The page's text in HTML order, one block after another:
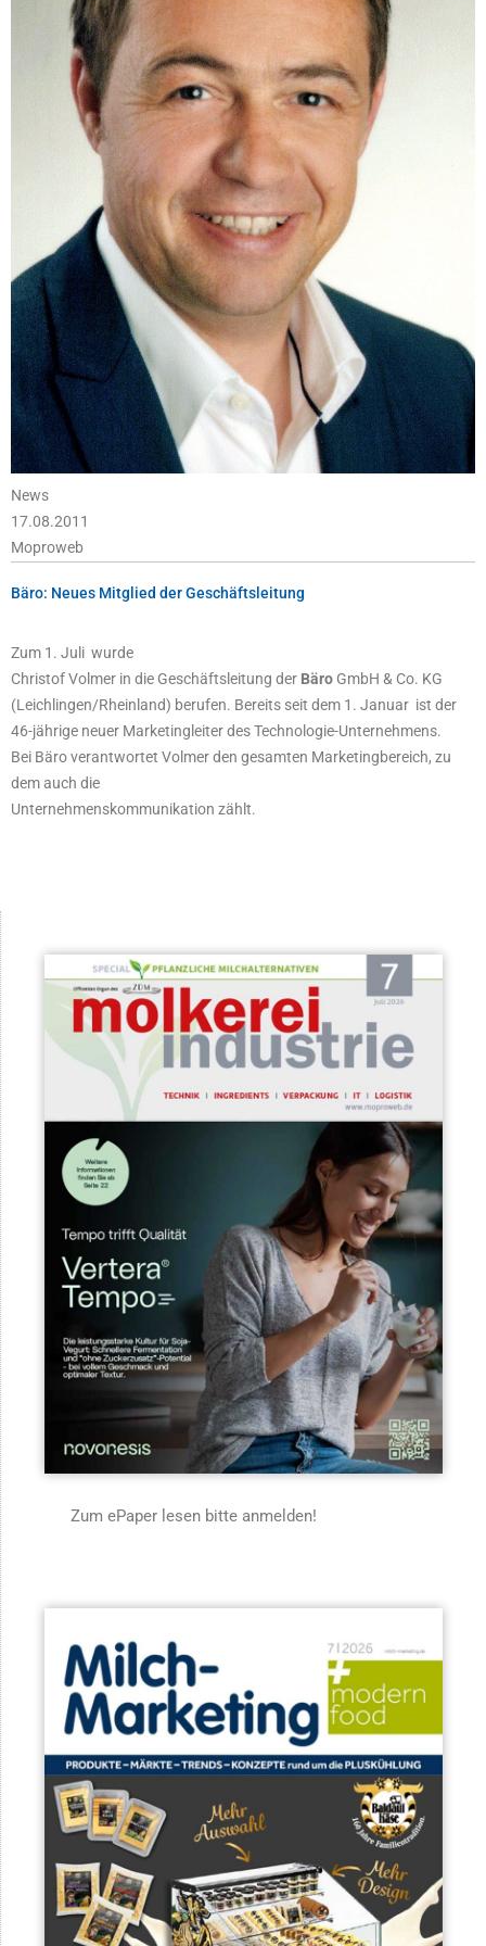
News
17.08.2011
Moproweb
Bäro: Neues Mitglied der Geschäftsleitung
Zum 1. Juli wurde
Christof Volmer in die Geschäftsleitung der Bäro GmbH & Co. KG
(Leichlingen/Rheinland) berufen. Bereits seit dem 1. Januar ist der
46-jährige neuer Marketingleiter des Technologie-Unternehmens.
Bei Bäro verantwortet Volmer den gesamten Marketingbereich, zu
dem auch die
Unternehmenskommunikation zählt.
Zum ePaper lesen bitte anmelden!